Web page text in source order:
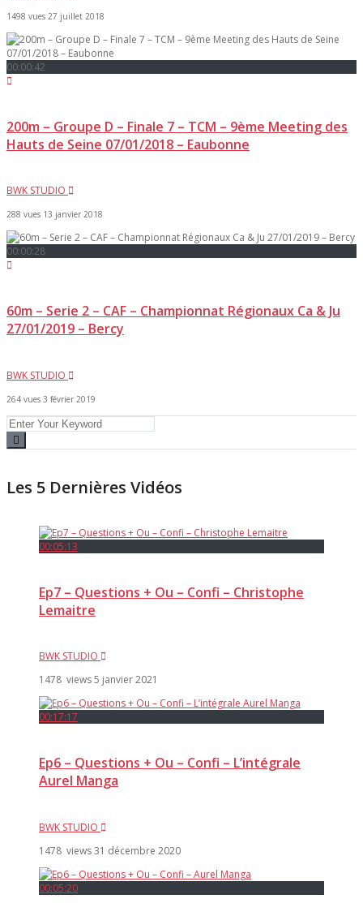
1498 vues 27 juillet 2018
00:00:42
200m – Groupe D – Finale 7 – TCM – 9ème Meeting des
Hauts de Seine 07/01/2018 – Eaubonne
BWK STUDIO
288 vues 13 janvier 2018
00:00:28
60m – Serie 2 – CAF – Championnat Régionaux Ca & Ju
27/01/2019 – Bercy
BWK STUDIO
264 vues 3 février 2019
Les 5 Dernières Vidéos
00:05:13
Ep7 – Questions + Ou – Confi – Christophe
Lemaitre
BWK STUDIO
1478 views5 janvier 2021
00:17:17
Ep6 – Questions + Ou – Confi – L’intégrale
Aurel Manga
BWK STUDIO
1478 views31 décembre 2020
00:05:20